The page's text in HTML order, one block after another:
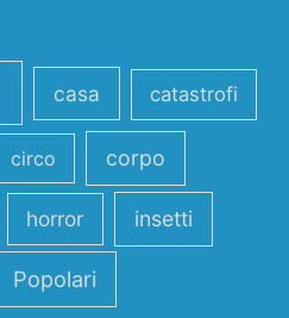
casa catastrofi
circo corpo
horror insetti
Popolari